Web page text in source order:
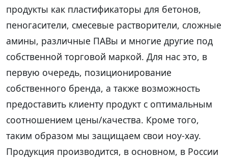
продукты как пластификаторы для бетонов,
пеногасители, смесевые растворители, сложные
амины, различные ПАВы и многие другие под
собственной торговой маркой. Для нас это, в
первую очередь, позиционирование
собственного бренда, а также возможность
предоставить клиенту продукт с оптимальным
соотношением цены/качества. Кроме того,
таким образом мы защищаем свои ноу-хау.
Продукция производится, в основном, в России